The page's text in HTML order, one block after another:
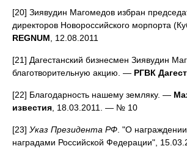
[20] Зиявудин Магомедов избран
директоров Новороссийского морпорта
REGNUM , 12.08.2011
[21] Дагестанский бизнесмен Зиявудин
благотворительную акцию. — РГВК
[22] Благодарность нашему земляку. —
известия , 18.03.2011. — № 10
[23] Указ Президента РФ . "О
наградами Российской Федерации",